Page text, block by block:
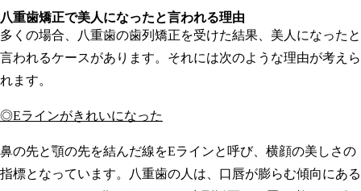
八重歯矯正で美人になったと言われる理由
多くの場合、八重歯の歯列矯正を受けた結果、美人になったと
言われるケースがあります。それには次のような理由が考えら
れます。
◎Eラインがきれいになった
鼻の先と顎の先を結んだ線をEラインと呼び、横顔の美しさの
指標となっています。八重歯の人は、口唇が膨らむ傾向にある